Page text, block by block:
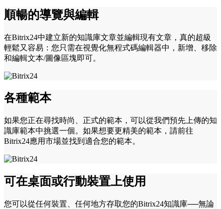
順暢的導覽與編輯
在Bitrix24中建立新的知識庫文章並編輯現有文章，真的超級
輕鬆又容易：您只需在視覺化無程式碼編輯器中，新增、移除
和編輯文本/圖像區塊即可。
各種範本
如果您正在尋找時尚、正式的範本，可以從我們預先上傳的知
識庫範本中挑選一個。如果想要更精美的範本，請前往
Bitrix24應用市場並找到適合您的範本。
可在桌面或行動裝置上使用
您可以從任何裝置、任何地方存取您的Bitrix24知識庫──無論